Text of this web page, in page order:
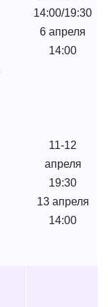
14:00/19:30
6 апреля
14:00
11-12
апреля
19:30
13 апреля
14:00